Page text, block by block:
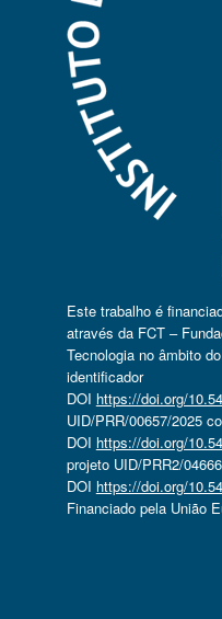
Este trabalho é
através da FCT –
Tecnologia no âmbito
identificador
DOI https://doi.org/
UID/PRR/00657/2025
DOI https://doi.org/
projeto UID/PRR2/
DOI https://doi.org/
Financiado pela União